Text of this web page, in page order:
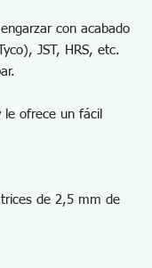
con acabado
JST, HRS, etc.
le ofrece un fácil
de 2,5 mm de